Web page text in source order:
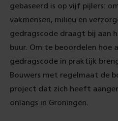
gebaseerd is op vijf pijlers:
vakmensen, milieu en
gedragscode draagt bij aan
buur. Om te beoordelen hoe
gedragscode in praktijk
Bouwers met regelmaat de
project dat zich heeft
onlangs in Groningen.